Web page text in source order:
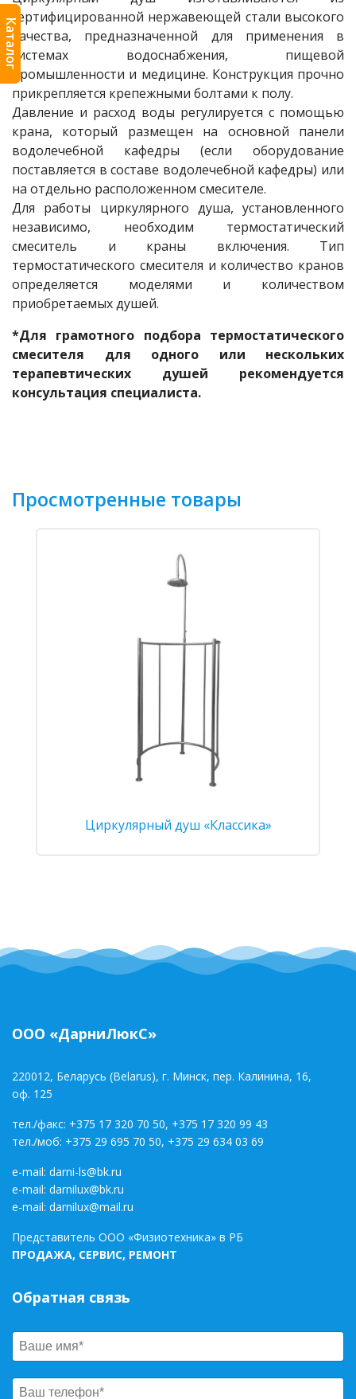
Каталог
сертифицированной нержавеющей стали высокого
качества, предназначенной для применения в
системах водоснабжения, пищевой
промышленности и медицине. Конструкция прочно
прикрепляется крепежными болтами к полу.
Давление и расход воды регулируется с помощью
крана, который размещен на основной панели
водолечебной кафедры (если оборудование
поставляется в составе водолечебной кафедры) или
на отдельно расположенном смесителе.
Для работы циркулярного душа, установленного
независимо, необходим термостатический
смеситель и краны включения. Тип
термостатического смесителя и количество кранов
определяется моделями и количеством
приобретаемых душей.
*Для грамотного подбора термостатического
смесителя для одного или нескольких
терапевтических душей рекомендуется
консультация специалиста.
Просмотренные товары
Циркулярный душ «Классика»
ООО «ДарниЛюкС»
220012, Беларусь (Belarus), г. Минск, пер. Калинина, 16,
оф. 125
тел./факс: +375 17 320 70 50, +375 17 320 99 43
тел./моб: +375 29 695 70 50, +375 29 634 03 69
e-mail: darni-ls@bk.ru
e-mail: darnilux@bk.ru
e-mail: darnilux@mail.ru
Представитель ООО «Физиотехника» в РБ
ПРОДАЖА, СЕРВИС, РЕМОНТ
Обратная связь